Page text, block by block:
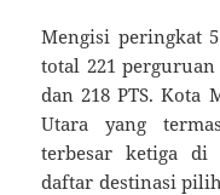
Mengisi peringkat
total 221
dan 218 PTS. Kota
Utara yang
terbesar ketiga
daftar destinasi